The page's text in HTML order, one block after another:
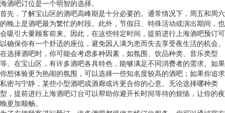
海酒吧订位是一个明智的选择。
首先，了解宝山区的酒吧高峰期是十分必要的。通常情况下，周五和周六
的晚上是酒吧最为繁忙的时段。此外，节假日、特殊活动或演出期间，也
会吸引大量顾客前来。因此，在这些特定时间，提前进行上海酒吧预订可
以确保你有一个舒适的座位，避免因人满为患而失去享受夜生活的机会。
在选择酒吧时，你可能会考虑多种因素，如氛围、饮品种类、音乐类型
等。在宝山区，有许多酒吧各具特色，能够满足不同消费者的需求。如果
你想体验更为热闹的氛围，可以选择一些知名度较高的酒吧；如果你追求
私密与宁静，某些小型酒吧或酒廊或许更合你的心意。无论选择哪种类
型，提前进行上海酒吧订台可以帮助你避开长时间等待的烦恼，让你的夜
晚更加顺畅。